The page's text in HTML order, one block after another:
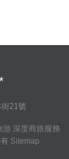
21號
游 深度商旅服務
Sitemap